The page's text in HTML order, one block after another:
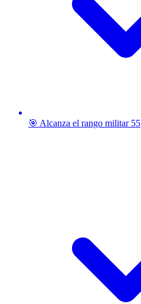
🎯 Alcanza el rango militar 55